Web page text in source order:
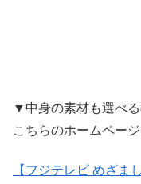
▼中身の素材も選べる
こちらのホームペー
【フジテレビ めざま